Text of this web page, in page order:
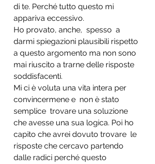
di te. Perché tutto questo mi
appariva eccessivo.
Ho provato, anche,  spesso  a
darmi spiegazioni plausibili rispetto
a questo argomento ma non sono
mai riuscito a trarne delle risposte
soddisfacenti.
Mi ci è voluta una vita intera per
convincermene e  non è stato
semplice  trovare una soluzione
che avesse una sua logica. Poi ho
capito che avrei dovuto trovare  le
risposte che cercavo partendo
dalle radici perché questo